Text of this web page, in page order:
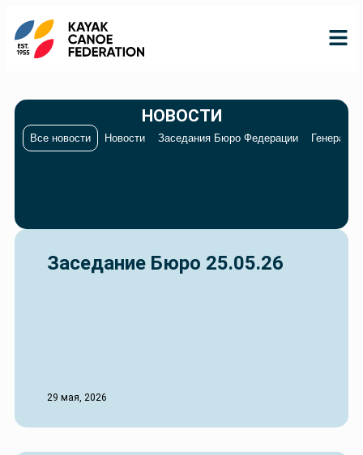
НОВОСТИ
Новости Заседания Бюро Федерации
Все новости
Заседание Бюро 25.05.26
29 мая, 2026